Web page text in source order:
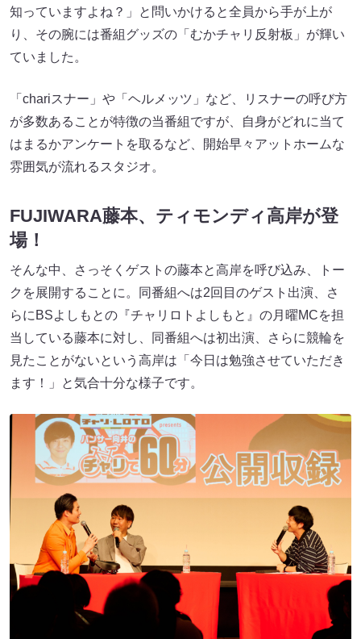
知っていますよね？」と問いかけると全員から手が上が
り、その腕には番組グッズの「むかチャリ反射板」が輝い
ていました。
「chariスナー」や「ヘルメッツ」など、リスナーの呼び方
が多数あることが特徴の当番組ですが、自身がどれに当て
はまるかアンケートを取るなど、開始早々アットホームな
雰囲気が流れるスタジオ。
FUJIWARA藤本、ティモンディ高岸が登
場！
そんな中、さっそくゲストの藤本と高岸を呼び込み、トー
クを展開することに。同番組へは2回目のゲスト出演、さ
らにBSよしもとの『チャリロトよしもと』の月曜MCを担
当している藤本に対し、同番組へは初出演、さらに競輪を
見たことがないという高岸は「今日は勉強させていただき
ます！」と気合十分な様子です。